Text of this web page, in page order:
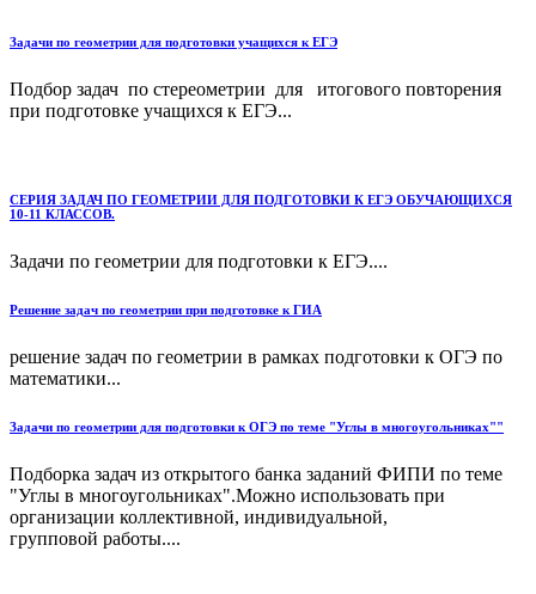
Задачи по геометрии для подготовки учащихся к ЕГЭ
Подбор задач по стереометрии для итогового повторения
при подготовке учащихся к ЕГЭ...
СЕРИЯ ЗАДАЧ ПО ГЕОМЕТРИИ ДЛЯ ПОДГОТОВКИ К ЕГЭ ОБУЧАЮЩИХСЯ
10-11 КЛАССОВ.
Задачи по геометрии для подготовки к ЕГЭ....
Решение задач по геометрии при подготовке к ГИА
решение задач по геометрии в рамках подготовки к ОГЭ по
математики...
Задачи по геометрии для подготовки к ОГЭ по теме "Углы в многоугольниках""
Подборка задач из открытого банка заданий ФИПИ по теме
"Углы в многоугольниках".Можно использовать при
организации коллективной, индивидуальной,
групповой работы....